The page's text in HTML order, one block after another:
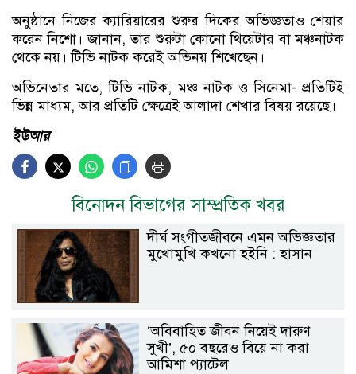
অনুষ্ঠানে নিজের ক্যারিয়ারের শুরুর দিকের অভিজ্ঞতাও শেয়ার
করেন নিশো। জানান, তার শুরুটা কোনো থিয়েটার বা মঞ্চনাটক
থেকে নয়। টিভি নাটক করেই অভিনয় শিখেছেন।
অভিনেতার মতে, টিভি নাটক, মঞ্চ নাটক ও সিনেমা- প্রতিটিই
ভিন্ন মাধ্যম, আর প্রতিটি ক্ষেত্রেই আলাদা শেখার বিষয় রয়েছে।
ইউআর
বিনোদন বিভাগের সাম্প্রতিক খবর
দীর্ঘ সংগীতজীবনে এমন অভিজ্ঞতার
মুখোমুখি কখনো হইনি : হাসান
‘অবিবাহিত জীবন নিয়েই দারুণ
সুখী’, ৫০ বছরেও বিয়ে না করা
আমিশা প্যাটেল